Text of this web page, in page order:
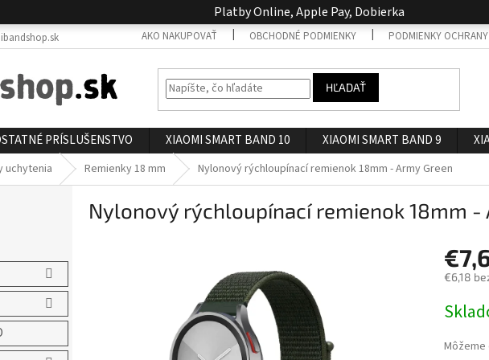
Platby Online, Apple Pay, Dobierka
AKO NAKUPOVAŤ OBCHODNÉ PODMIENKY PODMIENKY OCHRANY
HĽADAŤ
PRÍSLUŠENSTVO XIAOMI SMART BAND 10 XIAOMI SMART BAND 9
uchytenia Remienky 18 mm Nylonový rýchloupínací remienok 18mm - Army Green
Nylonový rýchloupínací remienok 18mm -
€6,18
cena: